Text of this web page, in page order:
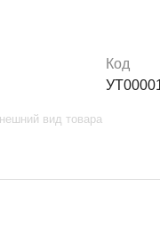
Код
вид товара